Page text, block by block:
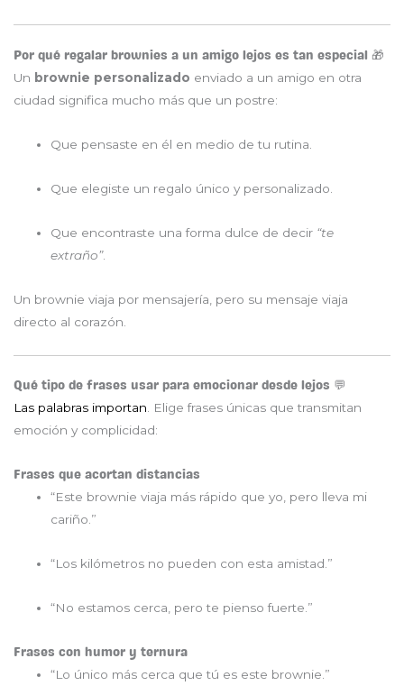
Por qué regalar brownies a un amigo lejos es tan especial 🎁
Un brownie personalizado enviado a un amigo en otra
ciudad significa mucho más que un postre:
Que pensaste en él en medio de tu rutina.
Que elegiste un regalo único y personalizado.
Que encontraste una forma dulce de decir “te
extraño”.
Un brownie viaja por mensajería, pero su mensaje viaja
directo al corazón.
Qué tipo de frases usar para emocionar desde lejos 💬
Las palabras importan . Elige frases únicas que transmitan
emoción y complicidad:
Frases que acortan distancias
“Este brownie viaja más rápido que yo, pero lleva mi
cariño.”
“Los kilómetros no pueden con esta amistad.”
“No estamos cerca, pero te pienso fuerte.”
Frases con humor y ternura
“Lo único más cerca que tú es este brownie.”